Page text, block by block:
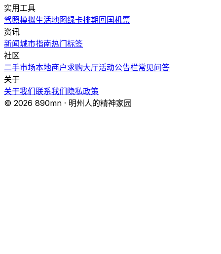
实用工具
驾照模拟生活地图绿卡排期 回国机票
资讯
新闻城市指南热门标签
社区
二手市场本地商户求购大厅活动公告栏常见问答
关于
关于我们联系我们 隐私政策
© 2026 890mn · 明州人的精神家园